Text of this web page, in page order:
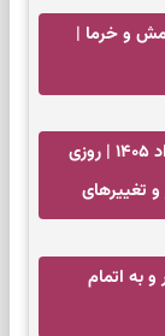
و خرما |
فال سرنوشت امروز یکشنبه ۱۸ مرداد ۱۴۰۵ | روزی
تغییرهای
به اتمام